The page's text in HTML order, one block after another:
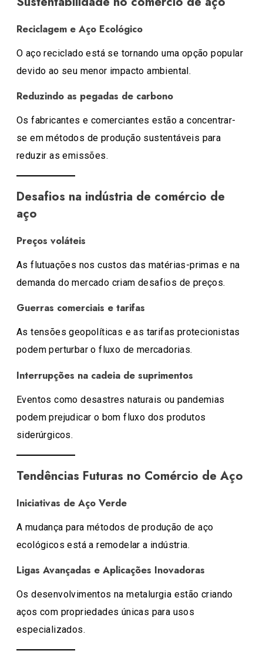
Reciclagem e Aço Ecológico
O aço reciclado está se tornando uma opção popular
devido ao seu menor impacto ambiental.
Reduzindo as pegadas de carbono
Os fabricantes e comerciantes estão a concentrar-
se em métodos de produção sustentáveis ​​para
reduzir as emissões.
Desafios na indústria de comércio de
aço
Preços voláteis
As flutuações nos custos das matérias-primas e na
demanda do mercado criam desafios de preços.
Guerras comerciais e tarifas
As tensões geopolíticas e as tarifas protecionistas
podem perturbar o fluxo de mercadorias.
Interrupções na cadeia de suprimentos
Eventos como desastres naturais ou pandemias
podem prejudicar o bom fluxo dos produtos
siderúrgicos.
Tendências Futuras no Comércio de Aço
Iniciativas de Aço Verde
A mudança para métodos de produção de aço
ecológicos está a remodelar a indústria.
Ligas Avançadas e Aplicações Inovadoras
Os desenvolvimentos na metalurgia estão criando
aços com propriedades únicas para usos
especializados.